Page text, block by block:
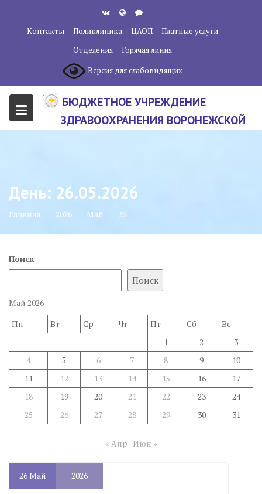
содержанию
Контакты Поликлиника ЦАОП
Платные услуги
Отделения
Горячая линия
Версия для слабовидящих
БЮДЖЕТНОЕ УЧРЕЖДЕНИЕ
ЗДРАВООХРАНЕНИЯ ВОРОНЕЖСКОЙ
ЦЕНТР"
День: 26.05.2026
Главная 2026 Май 26
Поиск
Поиск
Май 2026
Пн
Вт Ср Чт Пт Сб
Вс
1
2
3
4
5 6 7 8 9
10
11
12 13 14 15 16
17
18
19 20 21 22 23
24
25
26 27 28 29 30 31
« Апр Июн »
26Май 2026